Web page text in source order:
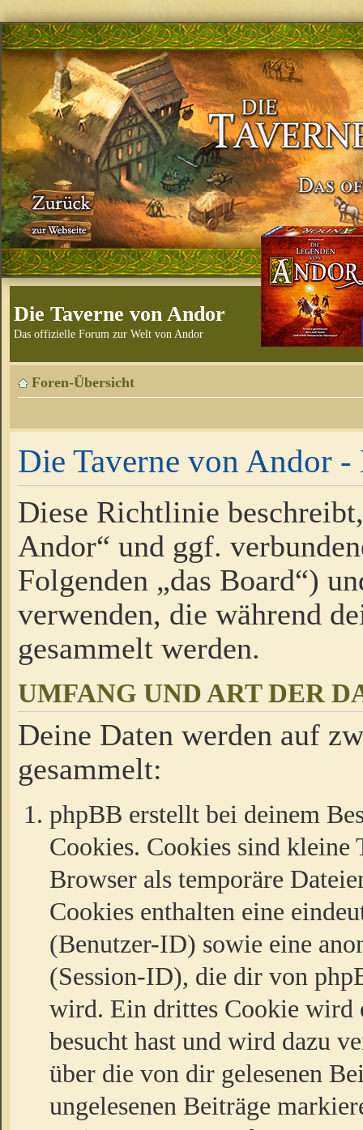
Die Taverne von Andor
Das offizielle Forum zur Welt von Andor
Foren-Übersicht
Die Taverne von Andor
Diese Richtlinie
Andor“ und ggf.
Folgenden „das Board“)
verwenden, die während
gesammelt werden.
UMFANG UND ART DER
Deine Daten werden auf
gesammelt:
phpBB erstellt bei deinem
Cookies. Cookies sind kleine
Browser als temporäre
Cookies enthalten eine
(Benutzer-ID) sowie eine
(Session-ID), die dir von
wird. Ein drittes Cookie wird
besucht hast und wird dazu
über die von dir gelesenen
ungelesenen Beiträge